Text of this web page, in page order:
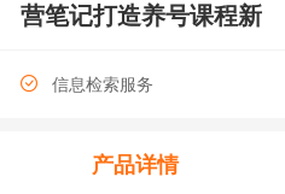
营笔记打造养号课程新
信息检索服务
产品详情